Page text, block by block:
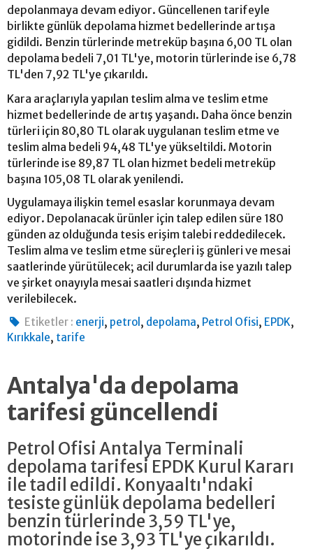
depolanmaya devam ediyor. Güncellenen tarifeyle
birlikte günlük depolama hizmet bedellerinde artışa
gidildi. Benzin türlerinde metreküp başına 6,00 TL olan
depolama bedeli 7,01 TL'ye, motorin türlerinde ise 6,78
TL'den 7,92 TL'ye çıkarıldı.
Kara araçlarıyla yapılan teslim alma ve teslim etme
hizmet bedellerinde de artış yaşandı. Daha önce benzin
türleri için 80,80 TL olarak uygulanan teslim etme ve
teslim alma bedeli 94,48 TL'ye yükseltildi. Motorin
türlerinde ise 89,87 TL olan hizmet bedeli metreküp
başına 105,08 TL olarak yenilendi.
Uygulamaya ilişkin temel esaslar korunmaya devam
ediyor. Depolanacak ürünler için talep edilen süre 180
günden az olduğunda tesis erişim talebi reddedilecek.
Teslim alma ve teslim etme süreçleri iş günleri ve mesai
saatlerinde yürütülecek; acil durumlarda ise yazılı talep
ve şirket onayıyla mesai saatleri dışında hizmet
verilebilecek.
Etiketler : enerji, petrol , depolama, Petrol Ofisi, EPDK,
Kırıkkale, tarife
Antalya'da depolama
tarifesi güncellendi
Petrol Ofisi Antalya Terminali
depolama tarifesi EPDK Kurul Kararı
ile tadil edildi. Konyaaltı'ndaki
tesiste günlük depolama bedelleri
benzin türlerinde 3,59 TL'ye,
motorinde ise 3,93 TL'ye çıkarıldı.